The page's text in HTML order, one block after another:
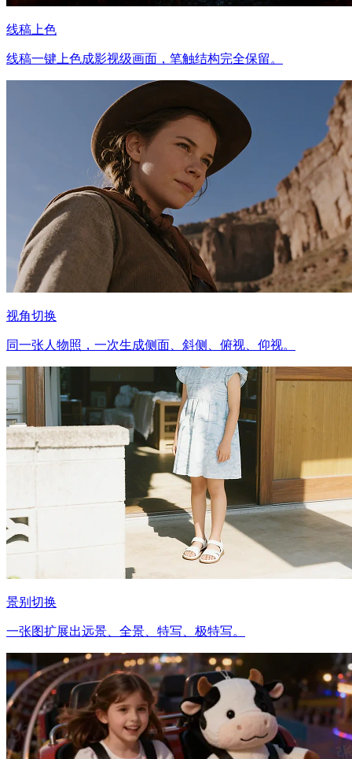
线稿上色
线稿一键上色成影视级画面，笔触结构完全保留。
视角切换
同一张人物照，一次生成侧面、斜侧、俯视、仰视。
景别切换
一张图扩展出远景、全景、特写、极特写。